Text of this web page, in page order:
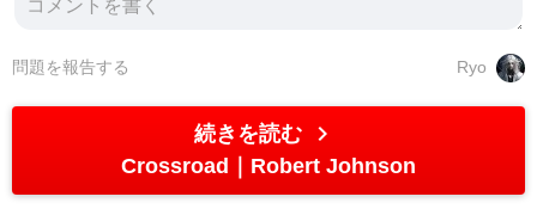
Ryo
問題を報告する
続きを読む chevron_right
Crossroad Robert Johnson